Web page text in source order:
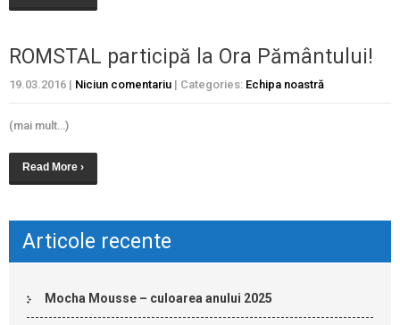
ROMSTAL participă la Ora Pământului!
19.03.2016 | Niciun comentariu | Categories: Echipa noastră
(mai mult…)
Read More ›
Articole recente
Mocha Mousse – culoarea anului 2025